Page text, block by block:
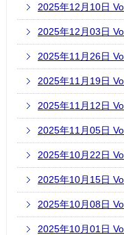
2025年12月10日
2025年12月03日
2025年11月26日
2025年11月19日
2025年11月12日
2025年11月05日
2025年10月22日
2025年10月15日
2025年10月08日
2025年10月01日